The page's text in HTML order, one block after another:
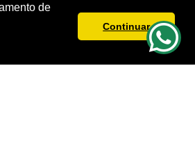
de
Continuar